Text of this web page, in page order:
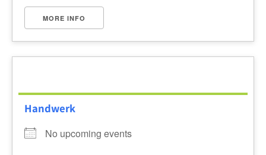
MORE INFO
Handwerk
No upcoming events